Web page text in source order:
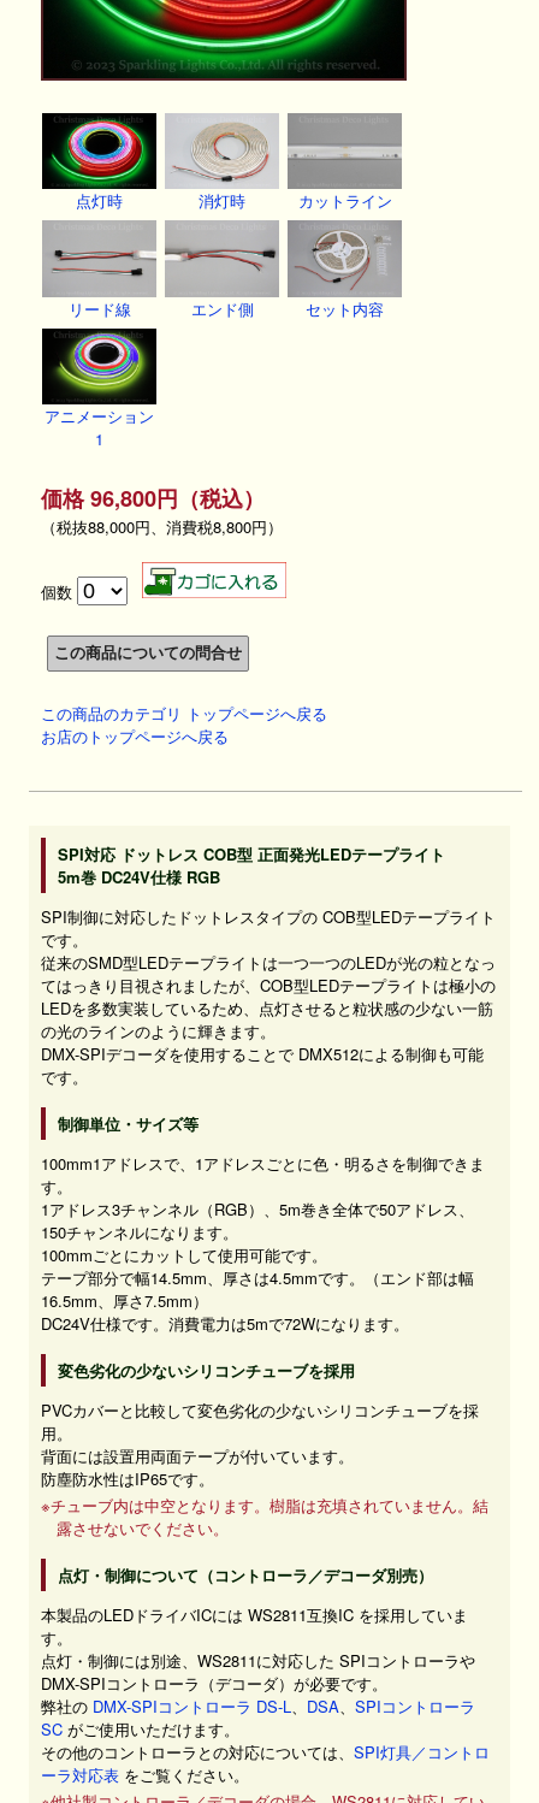
点灯時 消灯時 カットライン
リード線 エンド側 セット内容
アニメーション
1
価格 96,800円（税込）
（税抜88,000円、消費税8,800円）
個数
この商品のカテゴリ トップページへ戻る
お店のトップページへ戻る
SPI対応 ドットレス COB型 正面発光LEDテープライト
5m巻 DC24V仕様 RGB
SPI制御に対応したドットレスタイプの COB型LEDテープライト
です。
従来のSMD型LEDテープライトは一つ一つのLEDが光の粒となっ
てはっきり目視されましたが、COB型LEDテープライトは極小の
LEDを多数実装しているため、点灯させると粒状感の少ない一筋
の光のラインのように輝きます。
DMX-SPIデコーダを使用することで DMX512による制御も可能
です。
制御単位・サイズ等
100mm1アドレスで、1アドレスごとに色・明るさを制御できま
す。
1アドレス3チャンネル（RGB）、5m巻き全体で50アドレス、
150チャンネルになります。
100mmごとにカットして使用可能です。
テープ部分で幅14.5mm、厚さは4.5mmです。（エンド部は幅
16.5mm、厚さ7.5mm）
DC24V仕様です。消費電力は5mで72Wになります。
変色劣化の少ないシリコンチューブを採用
PVCカバーと比較して変色劣化の少ないシリコンチューブを採
用。
背面には設置用両面テープが付いています。
防塵防水性はIP65です。
※チューブ内は中空となります。樹脂は充填されていません。結
露させないでください。
点灯・制御について（コントローラ／デコーダ別売）
本製品のLEDドライバICには WS2811互換IC を採用していま
す。
点灯・制御には別途、WS2811に対応した SPIコントローラや
DMX-SPIコントローラ（デコーダ）が必要です。
弊社の DMX-SPIコントローラ DS-L、 DSA、SPIコントローラ
SC がご使用いただけます。
その他のコントローラとの対応については、SPI灯具／コントロ
ーラ対応表 をご覧ください。